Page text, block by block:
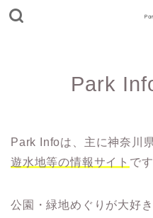
Park
Park Infoは、主に神奈川
遊水地等の情報サイト です
公園・緑地めぐりが大好